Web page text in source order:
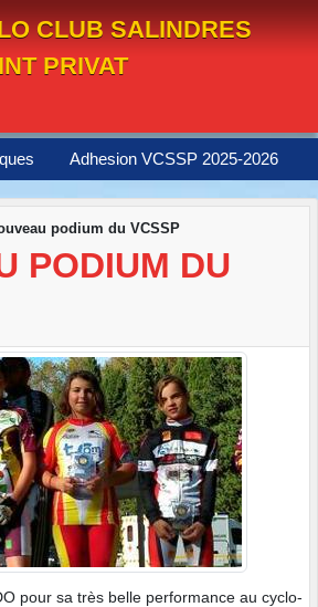
CLUB SALINDRES
PRIVAT
Adhesion VCSSP 2025-2026
podium du VCSSP
PODIUM DU
pour sa très belle performance au cyclo-
cookies